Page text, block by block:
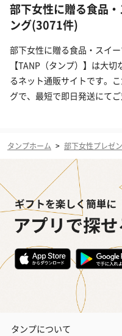
部下女性に贈る食品
ング(3071件)
部下女性に贈る食品・スイ
【TANP（タンプ）】は大
るネット通販サイトです。
グで、最短で即日発送にてご
タンプホーム > 部下女性プレゼ
タンプについて